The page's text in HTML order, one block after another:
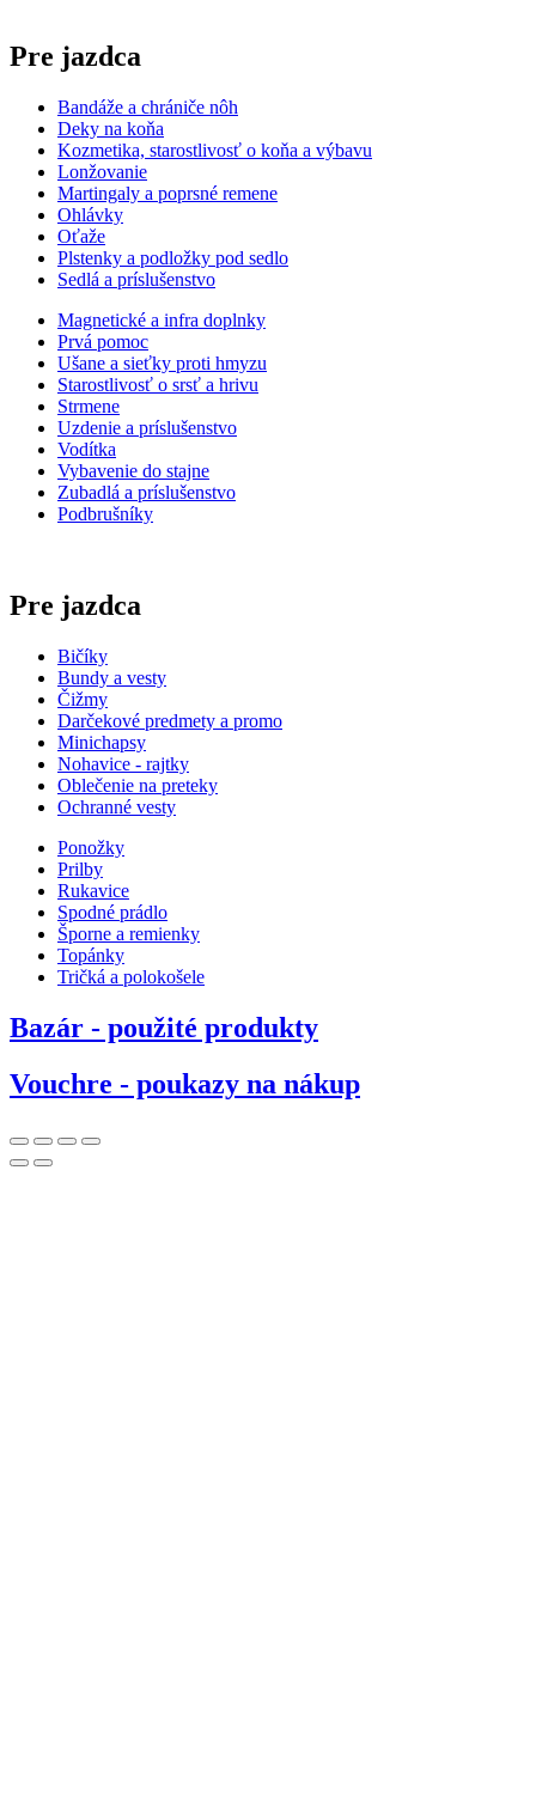
Pre jazdca
Bandáže a chrániče nôh
Deky na koňa
Kozmetika, starostlivosť o koňa a výbavu
Lonžovanie
Martingaly a poprsné remene
Ohlávky
Oťaže
Plstenky a podložky pod sedlo
Sedlá a príslušenstvo
Magnetické a infra doplnky
Prvá pomoc
Ušane a sieťky proti hmyzu
Starostlivosť o srsť a hrivu
Strmene
Uzdenie a príslušenstvo
Vodítka
Vybavenie do stajne
Zubadlá a príslušenstvo
Podbrušníky
Pre jazdca
Bičíky
Bundy a vesty
Čižmy
Darčekové predmety a promo
Minichapsy
Nohavice - rajtky
Oblečenie na preteky
Ochranné vesty
Ponožky
Prilby
Rukavice
Spodné prádlo
Šporne a remienky
Topánky
Tričká a polokošele
Bazár - použité produkty
Vouchre - poukazy na nákup